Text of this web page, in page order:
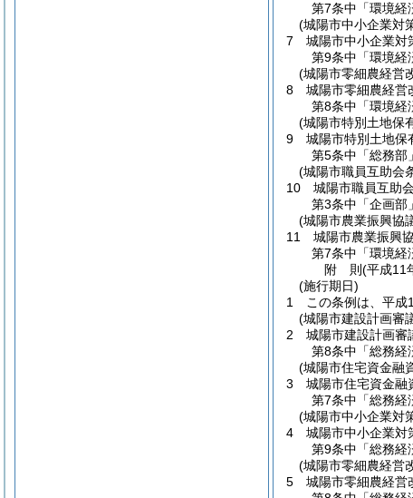
第7条中「環境経
(城陽市中小企業対
7
城陽市中小企業対
第9条中「環境経
(城陽市零細農経営
8
城陽市零細農経営
第8条中「環境経
(城陽市特別土地保
9
城陽市特別土地保
第5条中「総務部
(城陽市職員互助会
10
城陽市職員互助
第3条中「企画部
(城陽市農業振興協
11
城陽市農業振興
第7条中「環境経
附 則(平成11
(施行期日)
1
この条例は、平成
(城陽市建設計画審
2
城陽市建設計画審
第8条中「総務経
(城陽市住宅資金融
3
城陽市住宅資金融
第7条中「総務経
(城陽市中小企業対
4
城陽市中小企業対
第9条中「総務経
(城陽市零細農経営
5
城陽市零細農経営